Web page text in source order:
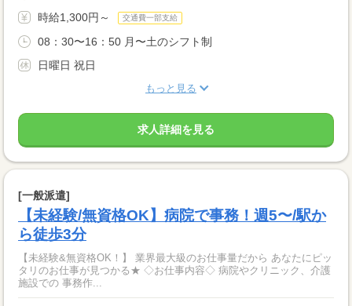
時給1,300円～ 交通費一部支給
08：30〜16：50 月〜土のシフト制
日曜日 祝日
もっと見る
求人詳細を見る
[一般派遣]
【未経験/無資格OK】病院で事務！週5〜/駅か
ら徒歩3分
【未経験&無資格OK！】 業界最大級のお仕事量だから あなたにピッ
タリのお仕事が見つかる★ ◇お仕事内容◇ 病院やクリニック、介護
施設での 事務作...